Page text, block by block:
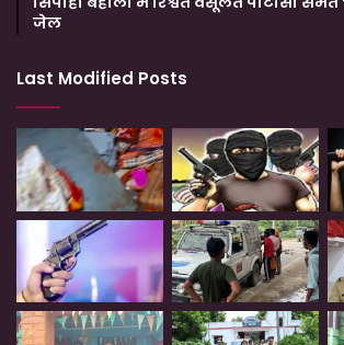
जेल
Last Modified Posts